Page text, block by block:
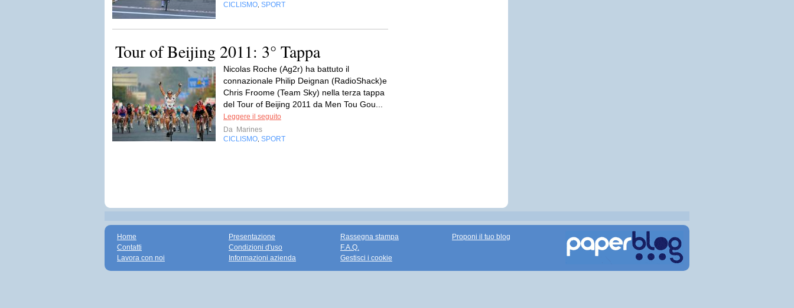
CICLISMO SPORT
Tour of Beijing 2011: 3° Tappa
Nicolas Roche (Ag2r) ha battuto il
connazionale Philip Deignan (RadioShack)e
Chris Froome (Team Sky) nella terza tappa
del Tour of Beijing 2011 da Men Tou Gou...
Leggere il seguito
Da Marines
CICLISMO SPORT
Home
Contatti
Lavora con noi
Presentazione
Condizioni d'uso
Informazioni azienda
Rassegna stampa
F.A.Q.
Gestisci i cookie
Proponi il tuo blog